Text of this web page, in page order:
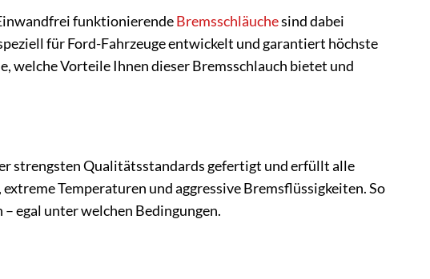
funktionierendeBremsschläuchesind dabei
für Ford-Fahrzeuge entwickelt und garantiert höchste
welche Vorteile Ihnen dieser Bremsschlauch bietet und
strengsten Qualitätsstandards gefertigt und erfüllt alle
Temperaturen und aggressive Bremsflüssigkeiten. So
egal unter welchen Bedingungen.